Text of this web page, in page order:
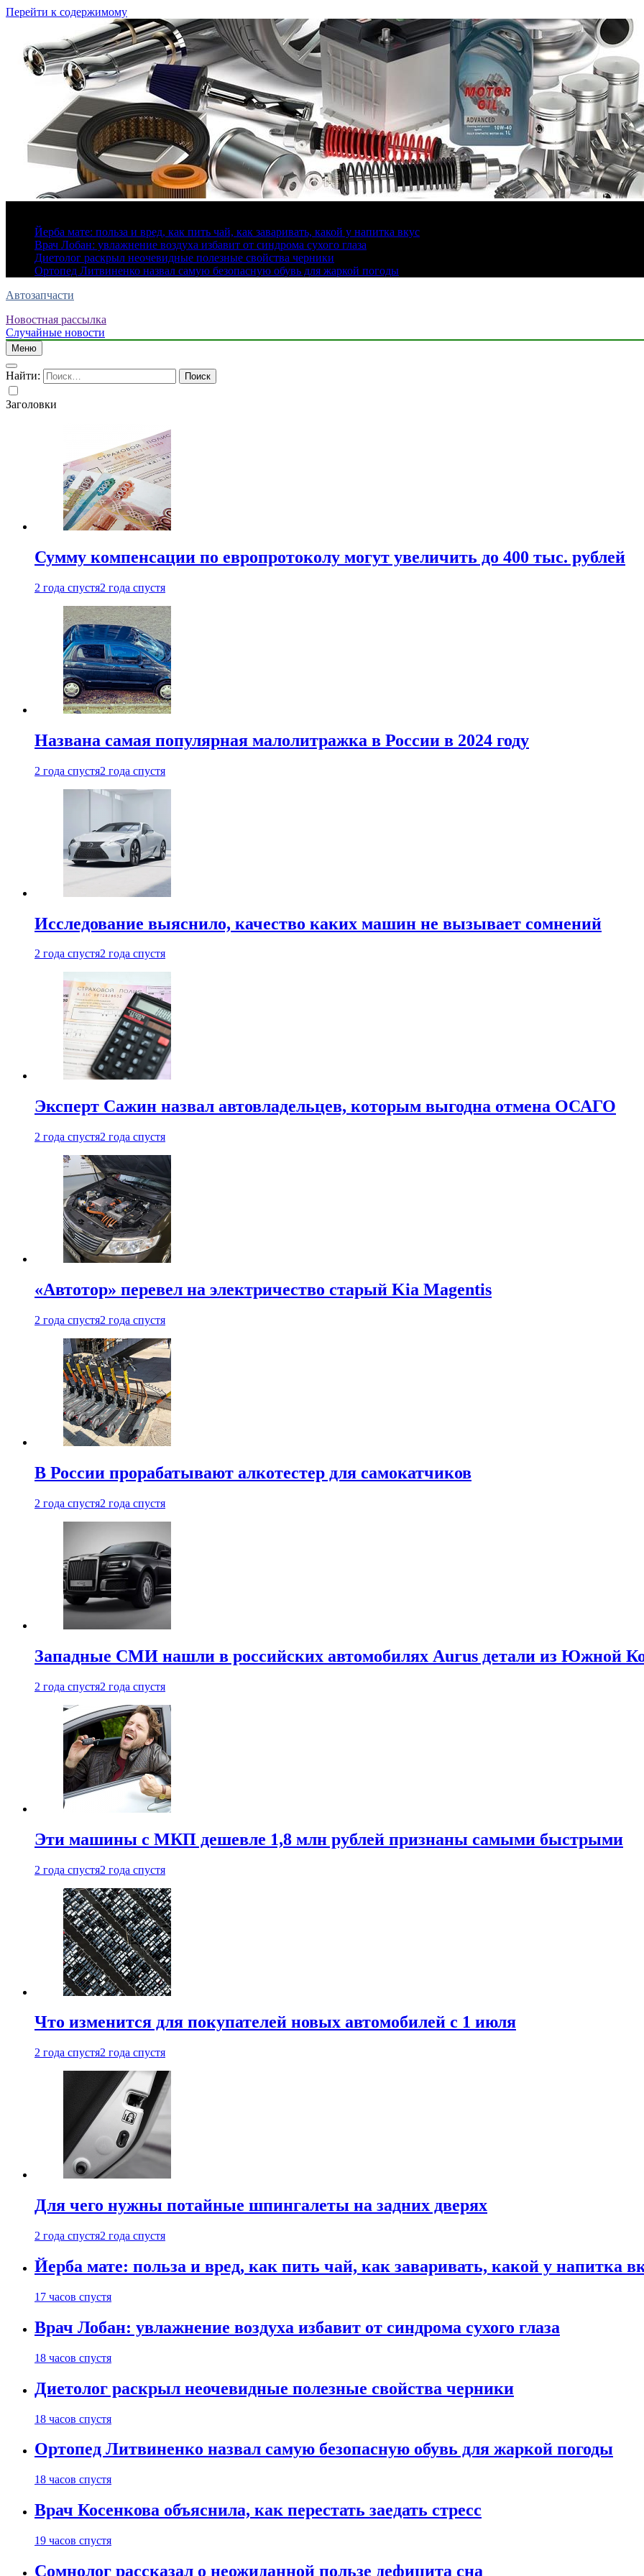
Перейти к содержимому
Йерба мате: польза и вред, как пить чай, как заваривать, какой у напитка вкус
Врач Лобан: увлажнение воздуха избавит от синдрома сухого глаза
Диетолог раскрыл неочевидные полезные свойства черники
Ортопед Литвиненко назвал самую безопасную обувь для жаркой погоды
Автозапчасти
Новостная рассылка
Случайные новости
Меню
Найти:
Заголовки
Сумму компенсации по европротоколу могут увеличить до 400 тыс. рублей
2 года спустя2 года спустя
Названа самая популярная малолитражка в России в 2024 году
2 года спустя2 года спустя
Исследование выяснило, качество каких машин не вызывает сомнений
2 года спустя2 года спустя
Эксперт Сажин назвал автовладельцев, которым выгодна отмена ОСАГО
2 года спустя2 года спустя
«Автотор» перевел на электричество старый Kia Magentis
2 года спустя2 года спустя
В России прорабатывают алкотестер для самокатчиков
2 года спустя2 года спустя
Западные СМИ нашли в российских автомобилях Aurus детали из Южной
2 года спустя2 года спустя
Эти машины с МКП дешевле 1,8 млн рублей признаны самыми быстрыми
2 года спустя2 года спустя
Что изменится для покупателей новых автомобилей с 1 июля
2 года спустя2 года спустя
Для чего нужны потайные шпингалеты на задних дверях
2 года спустя2 года спустя
Йерба мате: польза и вред, как пить чай, как заваривать, какой у напитка
17 часов спустя
Врач Лобан: увлажнение воздуха избавит от синдрома сухого глаза
18 часов спустя
Диетолог раскрыл неочевидные полезные свойства черники
18 часов спустя
Ортопед Литвиненко назвал самую безопасную обувь для жаркой погоды
18 часов спустя
Врач Косенкова объяснила, как перестать заедать стресс
19 часов спустя
Сомнолог рассказал о неожиданной пользе дефицита сна